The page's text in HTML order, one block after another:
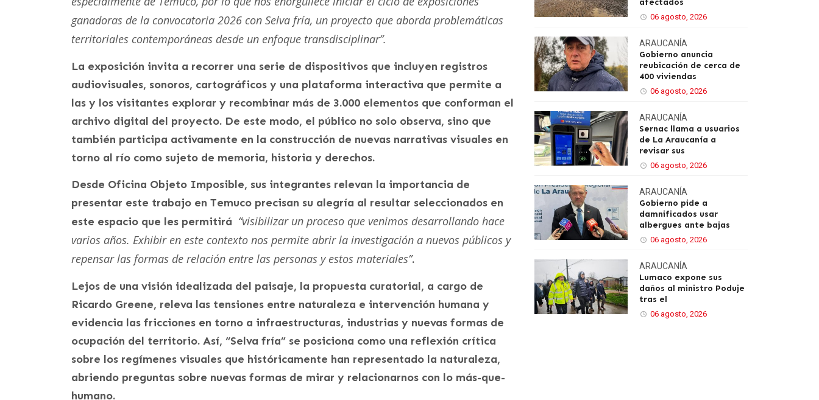
ganadoras de la convocatoria 2026 con Selva fría, un proyecto que aborda problemáticas
territoriales contemporáneas desde un enfoque transdisciplinar”.
La exposición invita a recorrer una serie de dispositivos que incluyen registros
audiovisuales, sonoros, cartográficos y una plataforma interactiva que permite a
las y los visitantes explorar y recombinar más de 3.000 elementos que conforman el
archivo digital del proyecto. De este modo, el público no solo observa, sino que
también participa activamente en la construcción de nuevas narrativas visuales en
torno al río como sujeto de memoria, historia y derechos.
Desde Oficina Objeto Imposible, sus integrantes relevan la importancia de
presentar este trabajo en Temuco precisan su alegría al resultar seleccionados en
este espacio que les permitirá “visibilizar un proceso que venimos desarrollando hace
varios años. Exhibir en este contexto nos permite abrir la investigación a nuevos públicos y
repensar las formas de relación entre las personas y estos materiales”.
Lejos de una visión idealizada del paisaje, la propuesta curatorial, a cargo de
Ricardo Greene, releva las tensiones entre naturaleza e intervención humana y
evidencia las fricciones en torno a infraestructuras, industrias y nuevas formas de
ocupación del territorio. Así, “Selva fría” se posiciona como una reflexión crítica
sobre los regímenes visuales que históricamente han representado la naturaleza,
abriendo preguntas sobre nuevas formas de mirar y relacionarnos con lo más-que-
humano.
afectados
06 agosto, 2026
ARAUCANÍA
Gobierno anuncia
reubicación de cerca de
400 viviendas
06 agosto, 2026
ARAUCANÍA
Sernac llama a usuarios
de La Araucanía a
revisar sus
06 agosto, 2026
ARAUCANÍA
Gobierno pide a
damnificados usar
albergues ante bajas
06 agosto, 2026
ARAUCANÍA
Lumaco expone sus
daños al ministro Poduje
tras el
06 agosto, 2026